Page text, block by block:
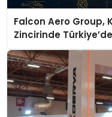
Falcon Aero Group,
Zincirinde